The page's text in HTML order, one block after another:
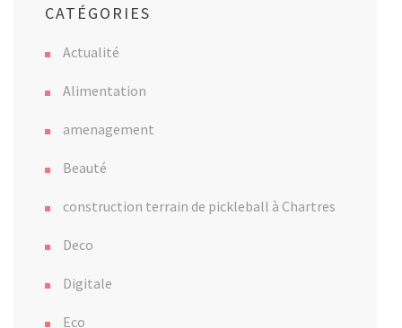
CATÉGORIES
Actualité
Alimentation
amenagement
Beauté
construction terrain de pickleball à Chartres
Deco
Digitale
Eco